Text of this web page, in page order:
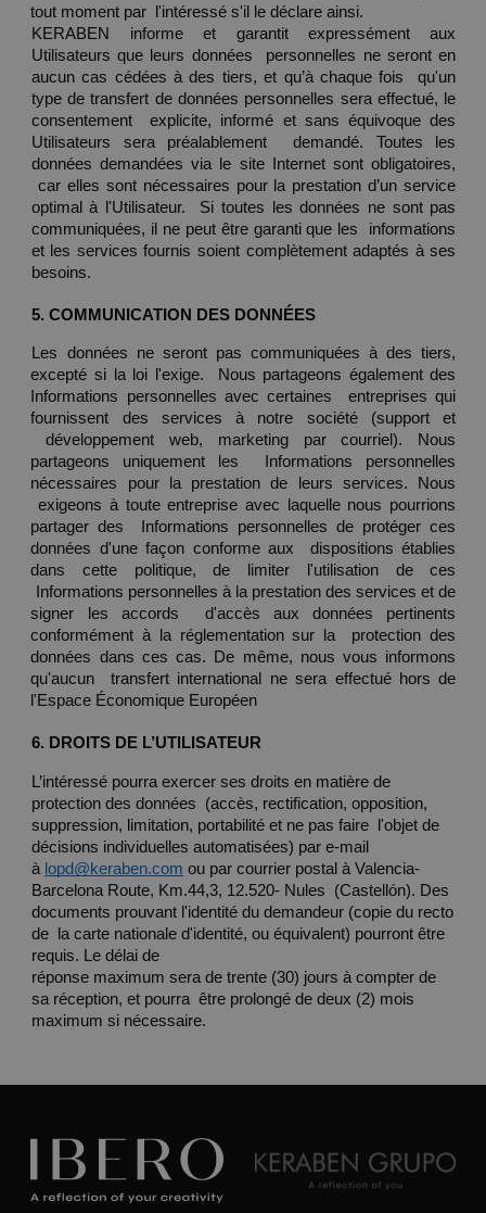
tout moment par  l'intéressé s'il le déclare ainsi.
KERABEN informe et garantit expressément aux
Utilisateurs que leurs données  personnelles ne seront en
aucun cas cédées à des tiers, et qu’à chaque fois  qu'un
type de transfert de données personnelles sera effectué, le
consentement  explicite, informé et sans équivoque des
Utilisateurs sera préalablement  demandé. Toutes les
données demandées via le site Internet sont obligatoires,
car elles sont nécessaires pour la prestation d’un service
optimal à l'Utilisateur.  Si toutes les données ne sont pas
communiquées, il ne peut être garanti que les  informations
et les services fournis soient complètement adaptés à ses
besoins.
5. COMMUNICATION DES DONNÉES
Les données ne seront pas communiquées à des tiers,
excepté si la loi l'exige.  Nous partageons également des
Informations personnelles avec certaines  entreprises qui
fournissent des services à notre société (support et
développement web, marketing par courriel). Nous
partageons uniquement les  Informations personnelles
nécessaires pour la prestation de leurs services. Nous
exigeons à toute entreprise avec laquelle nous pourrions
partager des  Informations personnelles de protéger ces
données d'une façon conforme aux  dispositions établies
dans cette politique, de limiter l'utilisation de ces
Informations personnelles à la prestation des services et de
signer les accords  d'accès aux données pertinents
conformément à la réglementation sur la  protection des
données dans ces cas. De même, nous vous informons
qu'aucun  transfert international ne sera effectué hors de
l'Espace Économique Européen
6. DROITS DE L’UTILISATEUR
L’intéressé pourra exercer ses droits en matière de
protection des données  (accès, rectification, opposition,
suppression, limitation, portabilité et ne pas faire  l'objet de
décisions individuelles automatisées) par e-mail
à lopd@keraben.com ou par courrier postal à Valencia-
Barcelona Route, Km.44,3, 12.520- Nules  (Castellón). Des
documents prouvant l'identité du demandeur (copie du recto
de  la carte nationale d'identité, ou équivalent) pourront être
requis. Le délai de
réponse maximum sera de trente (30) jours à compter de
sa réception, et pourra  être prolongé de deux (2) mois
maximum si nécessaire.